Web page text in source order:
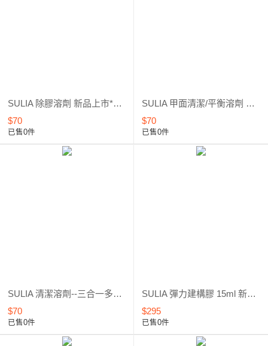
SULIA 除膠溶劑 新品上市*優惠5折起
$70
已售0件
SULIA 甲面清潔/平衡溶劑 新品上市*優惠5折起
$70
已售0件
SULIA 清潔溶劑--三合一多功能*清潔甲面、洗筆、除膠*新品上市*優惠5折起
$70
已售0件
SULIA 彈力建構膠 15ml 新品上市*優惠6折
$295
已售0件